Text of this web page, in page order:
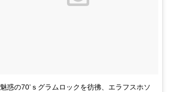
魅惑の70’ｓグラムロックを彷彿、エラフスホソ